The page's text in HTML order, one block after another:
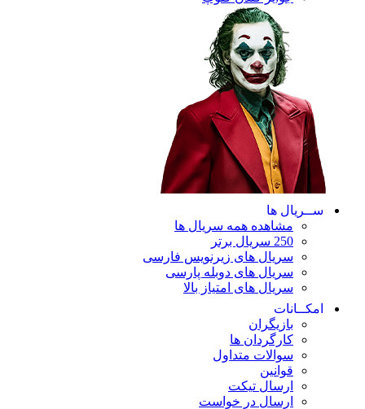
ها
مشاهده همه سریال ها
سریال های زیرنویس فارسی
سریال های دوبله پارسی
سریال های امتیاز بالا
کارگردان ها
سوالات متداول
ارسال تیکت
ارسال در خواست